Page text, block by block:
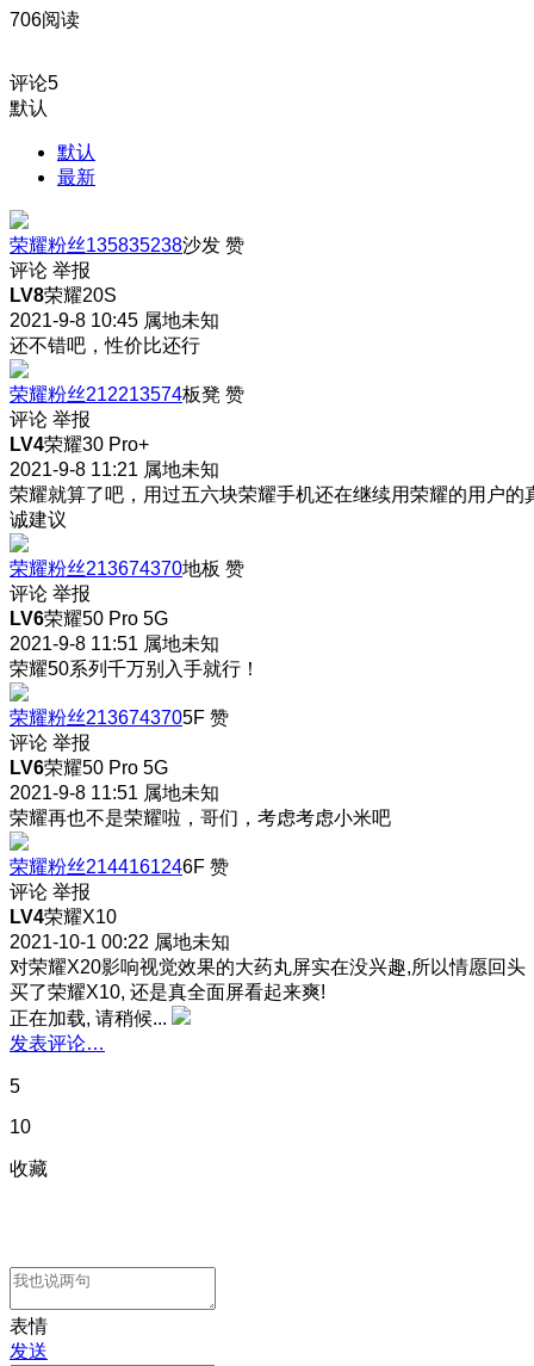
706阅读
评论5
默认
默认
最新
荣耀粉丝135835238沙发 赞
评论 举报
LV8荣耀20S
2021-9-8 10:45 属地未知
还不错吧，性价比还行
荣耀粉丝212213574板凳 赞
评论 举报
LV4荣耀30 Pro+
2021-9-8 11:21 属地未知
荣耀就算了吧，用过五六块荣耀手机还在继续用荣耀的用户的
诚建议
荣耀粉丝213674370地板 赞
评论 举报
LV6荣耀50 Pro 5G
2021-9-8 11:51 属地未知
荣耀50系列千万别入手就行！
荣耀粉丝2136743705F 赞
评论 举报
LV6荣耀50 Pro 5G
2021-9-8 11:51 属地未知
荣耀再也不是荣耀啦，哥们，考虑考虑小米吧
荣耀粉丝2144161246F 赞
评论 举报
LV4荣耀X10
2021-10-1 00:22 属地未知
对荣耀X20影响视觉效果的大药丸屏实在没兴趣,所以情愿回头
买了荣耀X10, 还是真全面屏看起来爽!
正在加载, 请稍候...
发表评论…
5
10
收藏
表情
发送